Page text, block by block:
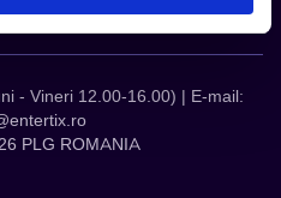
- Vineri 12.00-16.00) | E-mail:
PLG ROMANIA